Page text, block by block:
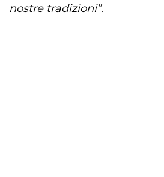
nostre tradizioni”.